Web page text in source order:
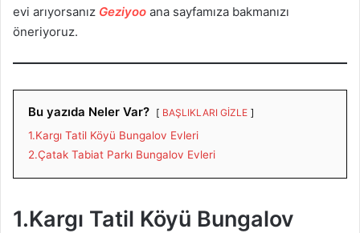
evi arıyorsanız Geziyoo ana sayfamıza bakmanızı
öneriyoruz.
Bu yazıda Neler Var? BAŞLIKLARI GİZLE
1.Kargı Tatil Köyü Bungalov Evleri
2.Çatak Tabiat Parkı Bungalov Evleri
1.Kargı Tatil Köyü Bungalov